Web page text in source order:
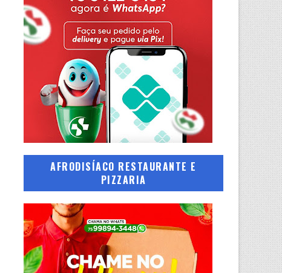
AFRODISÍACO RESTAURANTE E
PIZZARIA